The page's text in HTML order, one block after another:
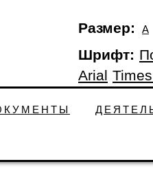
Размер: А
Шрифт:
Arial